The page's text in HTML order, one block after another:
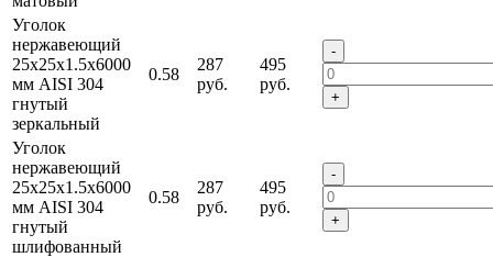
Уголок
нержавеющий
25х25х1.5х6000
мм AISI 304
гнутый
зеркальный
0.58
287
руб.
495
руб.
-
+
Уголок
нержавеющий
25х25х1.5х6000
мм AISI 304
гнутый
шлифованный
0.58
287
руб.
495
руб.
-
+